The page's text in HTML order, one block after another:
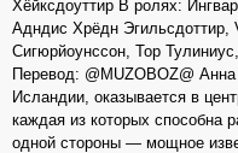
Хёйксдоуттир В ролях:
Адндис Хрёдн
Сигюрйоунссон, Тор
Перевод: @MUZOBOZ@
Исландии, оказывается в
каждая из которых способна
одной стороны — мощное